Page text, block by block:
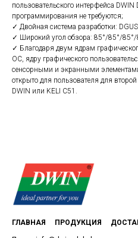
пользовательского интерфейса
программирования не требуются;
✓ Двойная система разработки:
✓ Широкий угол обзора: 85°/85°/
✓ Благодаря двум ядрам
ОС, ядру графического
сенсорными и экранными
открыто для пользователя для
DWIN или KELI C51.
ГЛАВНАЯ ПРОДУКЦИЯ